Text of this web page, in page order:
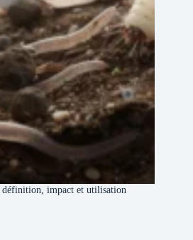
définition, impact et utilisation